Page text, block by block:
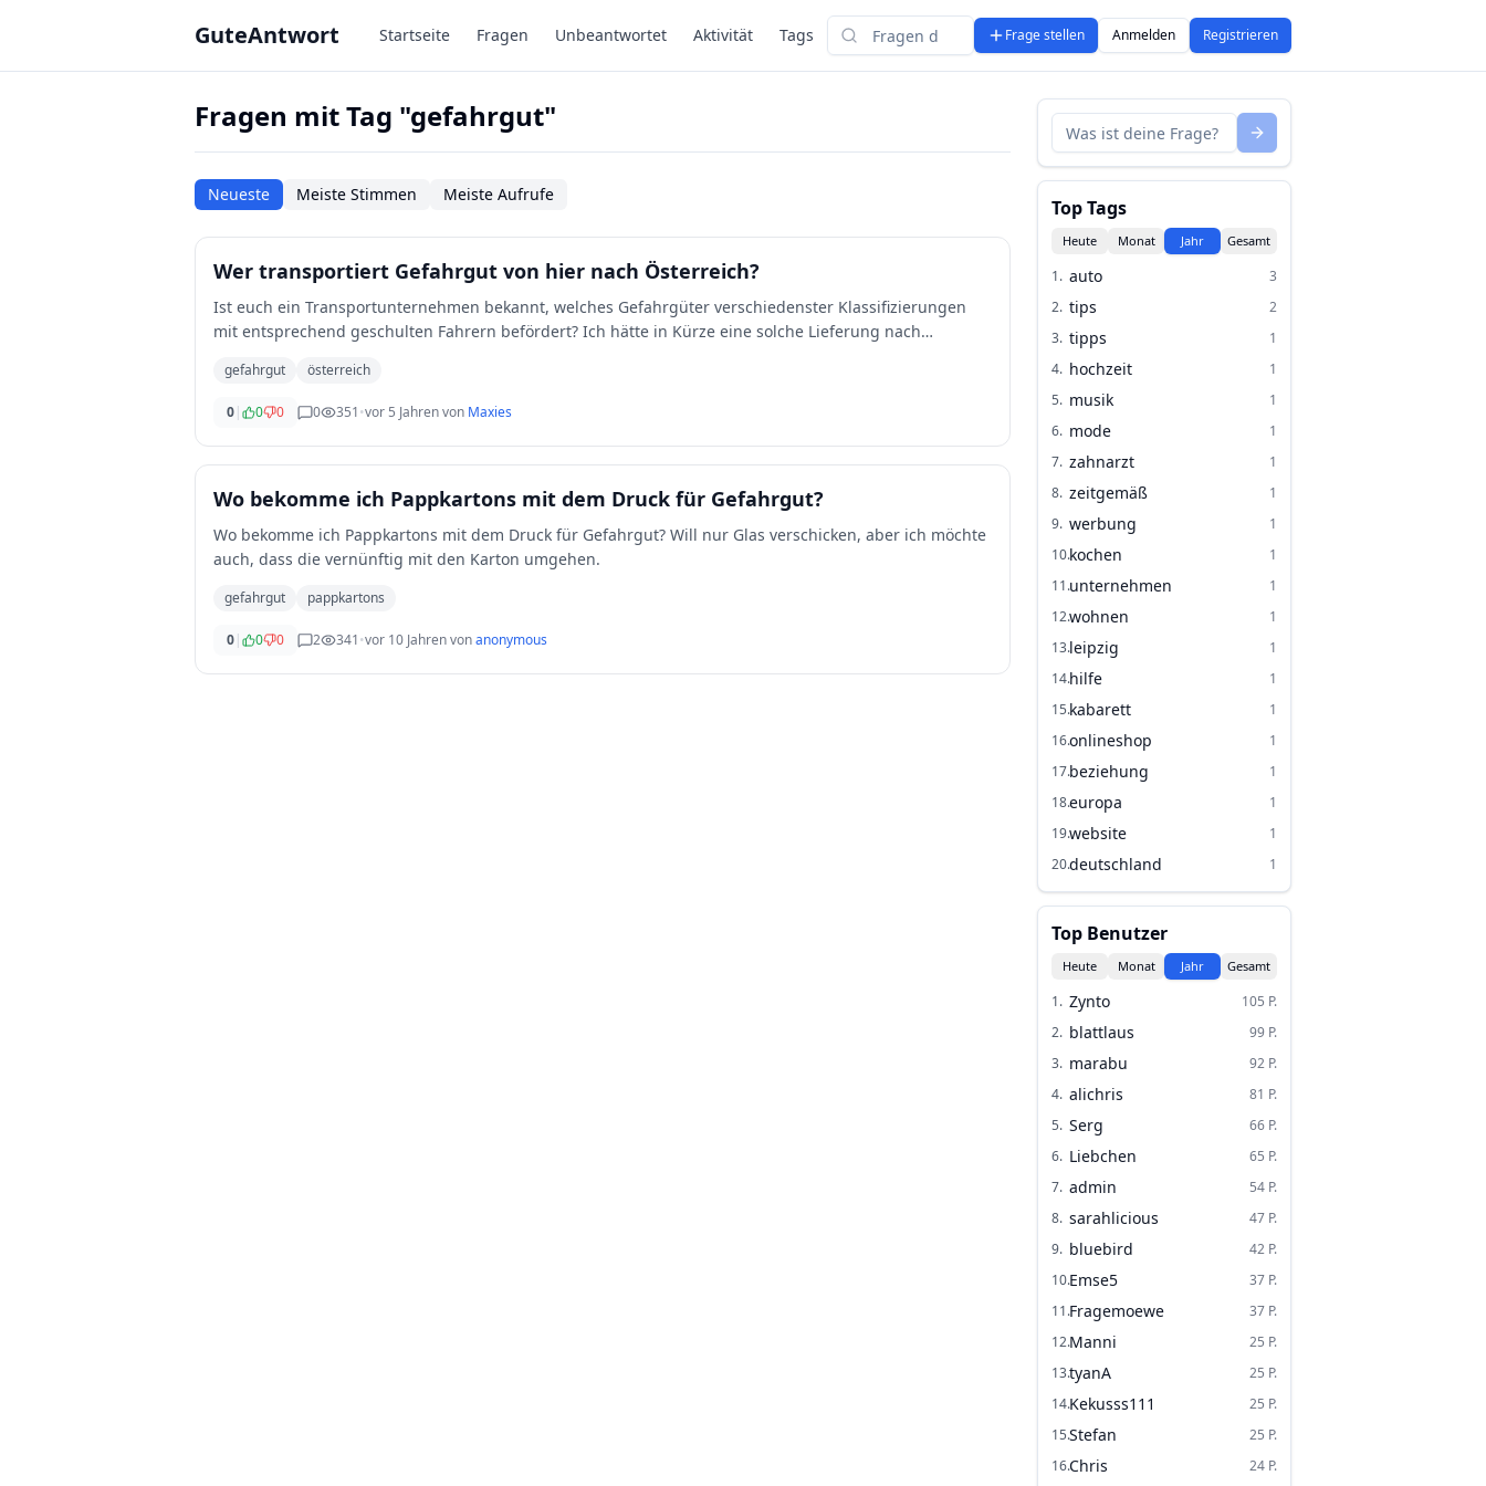
GuteAntwort Startseite Fragen Unbeantwortet Aktivität Tags
Suchen
Frage stellen Anmelden Registrieren
Fragen mit Tag "gefahrgut"
Neueste Meiste Stimmen Meiste Aufrufe
Wer transportiert Gefahrgut von hier nach Österreich?
Ist euch ein Transportunternehmen bekannt, welches Gefahrgüter verschiedenster Klassifizierungen
mit entsprechend geschulten Fahrern befördert? Ich hätte in Kürze eine solche Lieferung nach
gefahrgut österreich
0| 0 0 0 351•vor 5 Jahrenvon Maxies
Wo bekomme ich Pappkartons mit dem Druck für Gefahrgut?
Wo bekomme ich Pappkartons mit dem Druck für Gefahrgut? Will nur Glas verschicken, aber ich möchte
auch, dass die vernünftig mit den Karton umgehen.
gefahrgut pappkartons
0| 0 0 2 341•vor 10 Jahrenvonanonymous
Top Tags
Heute Monat Jahr Gesamt
1. auto
3
2. tips
2
3. tipps
1
4. hochzeit
1
5. musik
1
6. mode
1
7. zahnarzt
1
8. zeitgemäß
1
9. werbung
1
10.kochen
1
11.unternehmen
1
12.wohnen
1
13.leipzig
1
14.hilfe
1
15.kabarett
1
16.onlineshop
1
17.beziehung
1
18.europa
1
19.website
1
20.deutschland 1
Top Benutzer
Heute Monat Jahr Gesamt
1. Zynto 105 P.
2. blattlaus 99 P.
3. marabu 92 P.
4. alichris 81 P.
5. Serg 66 P.
6. Liebchen 65 P.
7. admin 54 P.
8. sarahlicious 47 P.
9. bluebird 42 P.
10.Emse5 37 P.
11.Fragemoewe 37 P.
12.Manni 25 P.
13.tyanA 25 P.
14.Kekusss111 25 P.
15.Stefan 25 P.
16.Chris 24 P.